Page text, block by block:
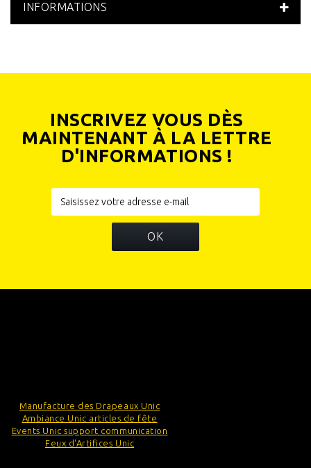
INFORMATIONS
INSCRIVEZ VOUS DÈS
MAINTENANT À LA LETTRE
D'INFORMATIONS !
OK
Manufacture des Drapeaux Unic
Ambiance Unic articles de fête
Events Unic support communication
Feux d'Artifices Unic